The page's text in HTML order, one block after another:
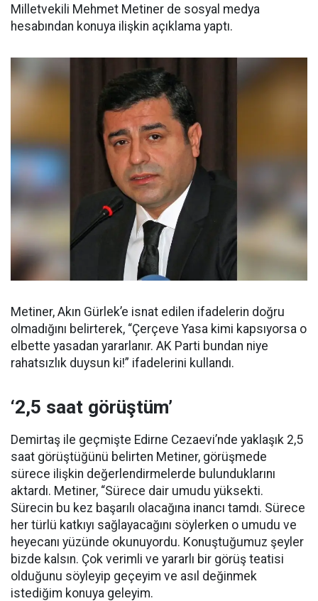
Milletvekili Mehmet Metiner de sosyal medya
hesabından konuya ilişkin açıklama yaptı.
Metiner, Akın Gürlek’e isnat edilen ifadelerin doğru
olmadığını belirterek, “Çerçeve Yasa kimi kapsıyorsa o
elbette yasadan yararlanır. AK Parti bundan niye
rahatsızlık duysun ki!” ifadelerini kullandı.
‘2,5 saat görüştüm’
Demirtaş ile geçmişte Edirne Cezaevi’nde yaklaşık 2,5
saat görüştüğünü belirten Metiner, görüşmede
sürece ilişkin değerlendirmelerde bulunduklarını
aktardı. Metiner, “Sürece dair umudu yüksekti.
Sürecin bu kez başarılı olacağına inancı tamdı. Sürece
her türlü katkıyı sağlayacağını söylerken o umudu ve
heyecanı yüzünde okunuyordu. Konuştuğumuz şeyler
bizde kalsın. Çok verimli ve yararlı bir görüş teatisi
olduğunu söyleyip geçeyim ve asıl değinmek
istediğim konuya geleyim.